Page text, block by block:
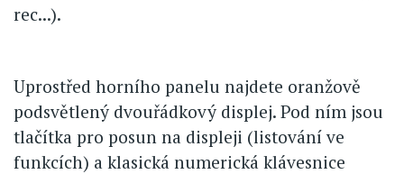
rec...).
Uprostřed horního panelu najdete oranžově
podsvětlený dvouřádkový displej. Pod ním jsou
tlačítka pro posun na displeji (listování ve
funkcích) a klasická numerická klávesnice